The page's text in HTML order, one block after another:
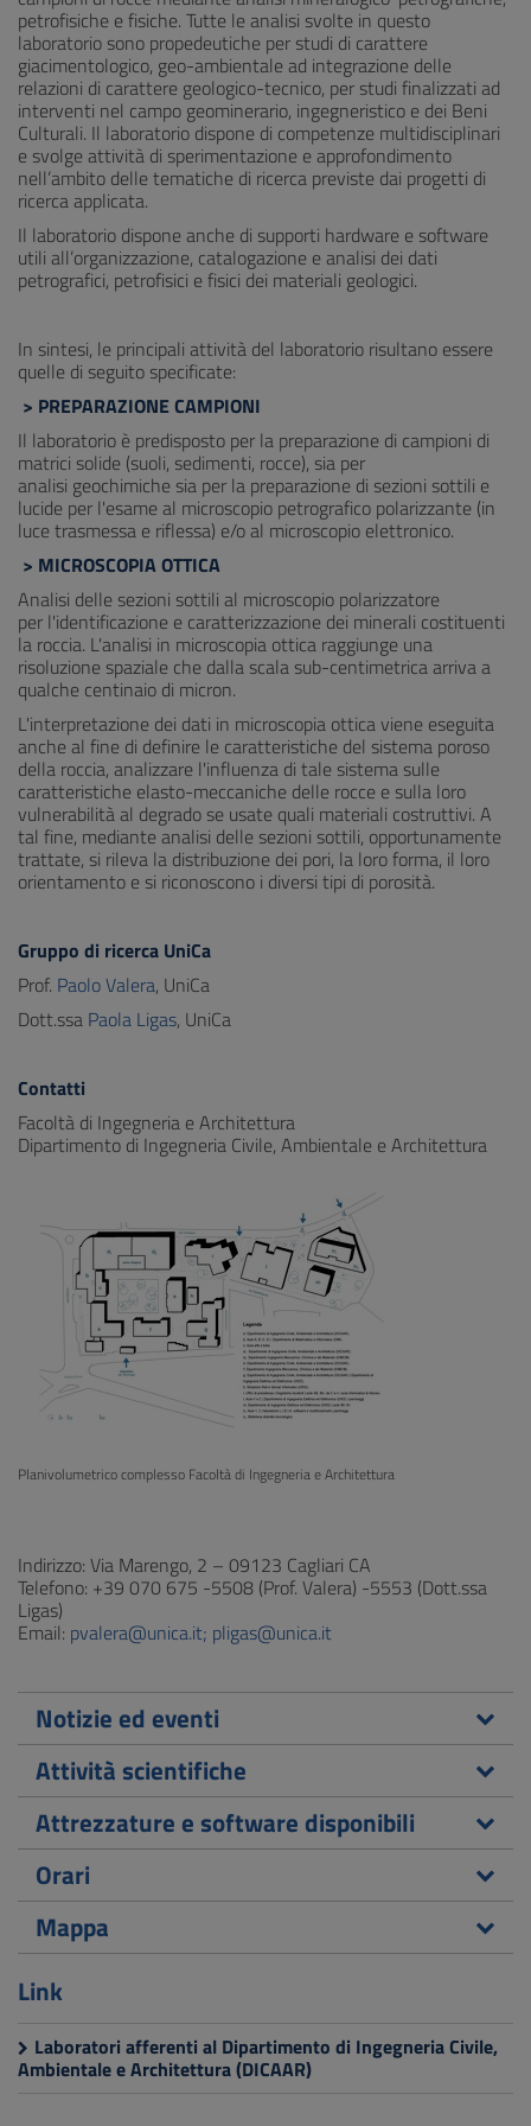
petrofisiche e fisiche. Tutte le analisi svolte in questo
laboratorio sono propedeutiche per studi di carattere
giacimentologico, geo-ambientale ad integrazione delle
relazioni di carattere geologico-tecnico, per studi finalizzati ad
interventi nel campo geominerario, ingegneristico e dei Beni
Culturali. Il laboratorio dispone di competenze multidisciplinari
e svolge attività di sperimentazione e approfondimento
nell’ambito delle tematiche di ricerca previste dai progetti di
ricerca applicata.
Il laboratorio dispone anche di supporti hardware e software
utili all’organizzazione, catalogazione e analisi dei dati
petrografici, petrofisici e fisici dei materiali geologici.
In sintesi, le principali attività del laboratorio risultano essere
quelle di seguito specificate:
> PREPARAZIONE CAMPIONI
Il laboratorio è predisposto per la preparazione di campioni di
matrici solide (suoli, sedimenti, rocce), sia per
analisi geochimiche sia per la preparazione di sezioni sottili e
lucide per l'esame al microscopio petrografico polarizzante (in
luce trasmessa e riflessa) e/o al microscopio elettronico.
> MICROSCOPIA OTTICA
Analisi delle sezioni sottili al microscopio polarizzatore
per l'identificazione e caratterizzazione dei minerali costituenti
la roccia. L'analisi in microscopia ottica raggiunge una
risoluzione spaziale che dalla scala sub-centimetrica arriva a
qualche centinaio di micron.
L'interpretazione dei dati in microscopia ottica viene eseguita
anche al fine di definire le caratteristiche del sistema poroso
della roccia, analizzare l'influenza di tale sistema sulle
caratteristiche elasto-meccaniche delle rocce e sulla loro
vulnerabilità al degrado se usate quali materiali costruttivi. A
tal fine, mediante analisi delle sezioni sottili, opportunamente
trattate, si rileva la distribuzione dei pori, la loro forma, il loro
orientamento e si riconoscono i diversi tipi di porosità.
Gruppo di ricerca UniCa
Prof. Paolo Valera, UniCa
Dott.ssa Paola Ligas, UniCa
Contatti
Facoltà di Ingegneria e Architettura
Dipartimento di Ingegneria Civile, Ambientale e Architettura
Planivolumetrico complesso Facoltà di Ingegneria e Architettura
Indirizzo: Via Marengo, 2 – 09123 Cagliari CA
Telefono: +39 070 675 -5508 (Prof. Valera) -5553 (Dott.ssa
Ligas)
Email: pvalera@unica.it; pligas@unica.it
Notizie ed eventi
Attività scientifiche
Attrezzature e software disponibili
Orari
Mappa
Link
Laboratori afferenti al Dipartimento di Ingegneria Civile,
Ambientale e Architettura (DICAAR)